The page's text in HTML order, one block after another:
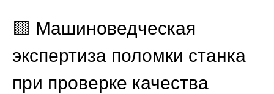
🟨 Машиноведческая
экспертиза поломки станка
при проверке качества